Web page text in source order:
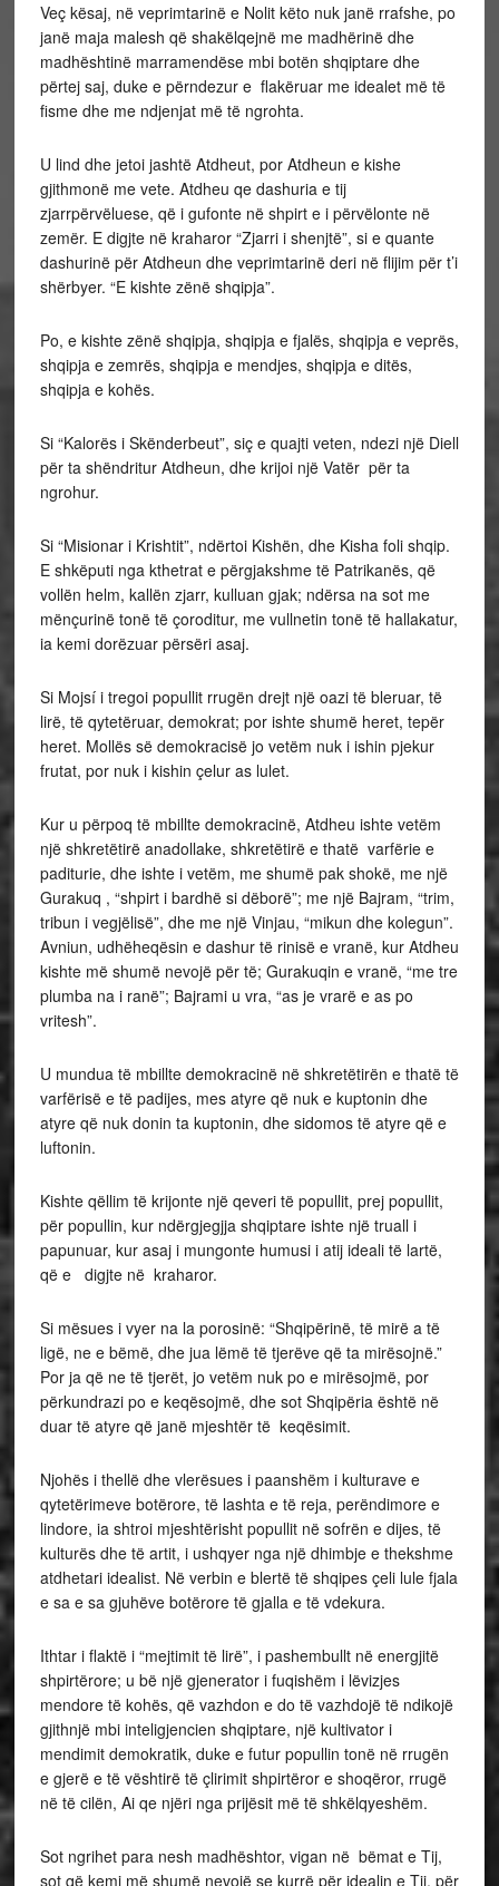
Veç kësaj, në veprimtarinë e Nolit këto nuk janë rrafshe, po
janë maja malesh që shakëlqejnë me madhërinë dhe
madhështinë marramendëse mbi botën shqiptare dhe
përtej saj, duke e përndezur e flakëruar me idealet më të
fisme dhe me ndjenjat më të ngrohta.
U lind dhe jetoi jashtë Atdheut, por Atdheun e kishe
gjithmonë me vete. Atdheu qe dashuria e tij
zjarrpërvëluese, që i gufonte në shpirt e i përvëlonte në
zemër. E digjte në kraharor “Zjarri i shenjtë”, si e quante
dashurinë për Atdheun dhe veprimtarinë deri në flijim për t’i
shërbyer. “E kishte zënë shqipja”.
Po, e kishte zënë shqipja, shqipja e fjalës, shqipja e veprës,
shqipja e zemrës, shqipja e mendjes, shqipja e ditës,
shqipja e kohës.
Si “Kalorës i Skënderbeut”, siç e quajti veten, ndezi një Diell
për ta shëndritur Atdheun, dhe krijoi një Vatër për ta
ngrohur.
Si “Misionar i Krishtit”, ndërtoi Kishën, dhe Kisha foli shqip.
E shkëputi nga kthetrat e përgjakshme të Patrikanës, që
vollën helm, kallën zjarr, kulluan gjak; ndërsa na sot me
mënçurinë tonë të çoroditur, me vullnetin tonë të hallakatur,
ia kemi dorëzuar përsëri asaj.
Si Mojsí i tregoi popullit rrugën drejt një oazi të bleruar, të
lirë, të qytetëruar, demokrat; por ishte shumë heret, tepër
heret. Mollës së demokracisë jo vetëm nuk i ishin pjekur
frutat, por nuk i kishin çelur as lulet.
Kur u përpoq të mbillte demokracinë, Atdheu ishte vetëm
një shkretëtirë anadollake, shkretëtirë e thatë varfërie e
paditurie, dhe ishte i vetëm, me shumë pak shokë, me një
Gurakuq , “shpirt i bardhë si dëborë”; me një Bajram, “trim,
tribun i vegjëlisë”, dhe me një Vinjau, “mikun dhe kolegun”.
Avniun, udhëheqësin e dashur të rinisë e vranë, kur Atdheu
kishte më shumë nevojë për të; Gurakuqin e vranë, “me tre
plumba na i ranë”; Bajrami u vra, “as je vrarë e as po
vritesh”.
U mundua të mbillte demokracinë në shkretëtirën e thatë të
varfërisë e të padijes, mes atyre që nuk e kuptonin dhe
atyre që nuk donin ta kuptonin, dhe sidomos të atyre që e
luftonin.
Kishte qëllim të krijonte një qeveri të popullit, prej popullit,
për popullin, kur ndërgjegjja shqiptare ishte një truall i
papunuar, kur asaj i mungonte humusi i atij ideali të lartë,
që e digjte në kraharor.
Si mësues i vyer na la porosinë: “Shqipërinë, të mirë a të
ligë, ne e bëmë, dhe jua lëmë të tjerëve që ta mirësojnë.”
Por ja që ne të tjerët, jo vetëm nuk po e mirësojmë, por
përkundrazi po e keqësojmë, dhe sot Shqipëria është në
duar të atyre që janë mjeshtër të keqësimit.
Njohës i thellë dhe vlerësues i paanshëm i kulturave e
qytetërimeve botërore, të lashta e të reja, perëndimore e
lindore, ia shtroi mjeshtërisht popullit në sofrën e dijes, të
kulturës dhe të artit, i ushqyer nga një dhimbje e thekshme
atdhetari idealist. Në verbin e blertë të shqipes çeli lule fjala
e sa e sa gjuhëve botërore të gjalla e të vdekura.
Ithtar i flaktë i “mejtimit të lirë”, i pashembullt në energjitë
shpirtërore; u bë një gjenerator i fuqishëm i lëvizjes
mendore të kohës, që vazhdon e do të vazhdojë të ndikojë
gjithnjë mbi inteligjencien shqiptare, një kultivator i
mendimit demokratik, duke e futur popullin tonë në rrugën
e gjerë e të vështirë të çlirimit shpirtëror e shoqëror, rrugë
në të cilën, Ai qe njëri nga prijësit më të shkëlqyeshëm.
Sot ngrihet para nesh madhështor, vigan në bëmat e Tij,
sot që kemi më shumë nevojë se kurrë për idealin e Tij, për